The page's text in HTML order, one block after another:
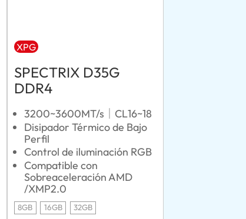
XPG
SPECTRIX D35G
DDR4
3200~3600MT/s｜CL16~18
Disipador Térmico de Bajo
Perfil
Control de iluminación RGB
Compatible con
Sobreaceleración AMD
/XMP2.0
8GB 16GB 32GB